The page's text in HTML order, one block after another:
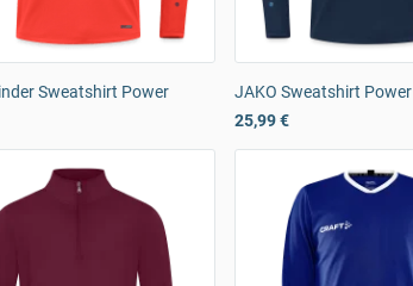
Sweatshirt Power
JAKO Sweatshirt Power
25,99 €